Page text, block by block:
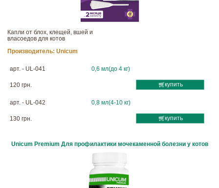
Капли от блох, клещей, вшей и
власоедов для котов
Производитель: Unicum
арт. - UL-041 0,6 мл(до 4 кг)
120 грн. купить
арт. - UL-042 0,8 мл(4-10 кг)
130 грн. купить
Unicum Premium Для профилактики мочекаменной болезни у котов